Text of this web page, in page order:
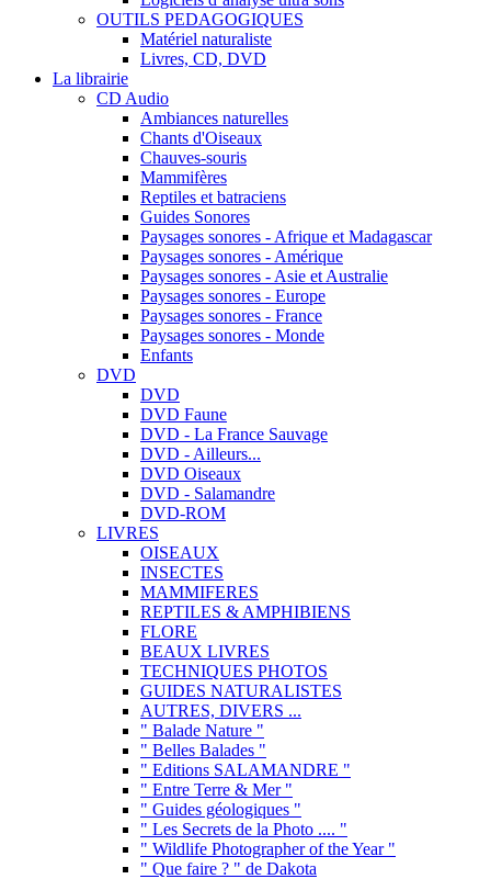
OUTILS PEDAGOGIQUES
Matériel naturaliste
Livres, CD, DVD
La librairie
CD Audio
Ambiances naturelles
Chants d'Oiseaux
Chauves-souris
Mammifères
Reptiles et batraciens
Guides Sonores
Paysages sonores - Afrique et Madagascar
Paysages sonores - Amérique
Paysages sonores - Asie et Australie
Paysages sonores - Europe
Paysages sonores - France
Paysages sonores - Monde
Enfants
DVD
DVD
DVD Faune
DVD - La France Sauvage
DVD - Ailleurs...
DVD Oiseaux
DVD - Salamandre
DVD-ROM
LIVRES
OISEAUX
INSECTES
MAMMIFERES
REPTILES & AMPHIBIENS
FLORE
BEAUX LIVRES
TECHNIQUES PHOTOS
GUIDES NATURALISTES
AUTRES, DIVERS ...
" Balade Nature "
" Belles Balades "
" Editions SALAMANDRE "
" Entre Terre & Mer "
" Guides géologiques "
" Les Secrets de la Photo .... "
" Wildlife Photographer of the Year "
" Que faire ? " de Dakota